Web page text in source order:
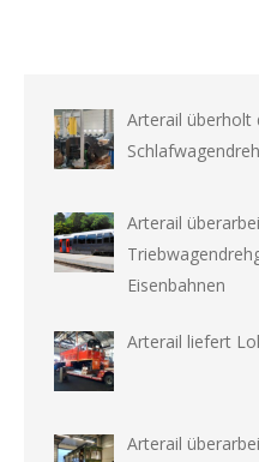
Arterail überholt
Arterail
Eisenbahnen
Arterail liefert
Arterail